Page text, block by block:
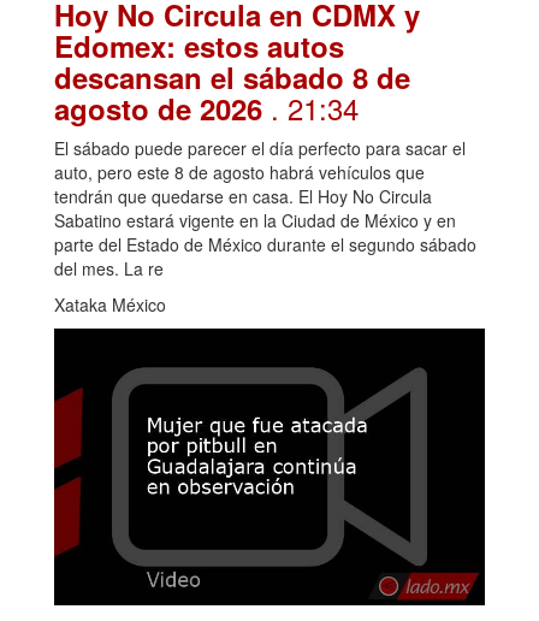
Hoy No Circula en CDMX y
Edomex: estos autos
descansan el sábado 8 de
agosto de 2026 . 21:34
El sábado puede parecer el día perfecto para sacar el
auto, pero este 8 de agosto habrá vehículos que
tendrán que quedarse en casa. El Hoy No Circula
Sabatino estará vigente en la Ciudad de México y en
parte del Estado de México durante el segundo sábado
del mes. La re
Xataka México